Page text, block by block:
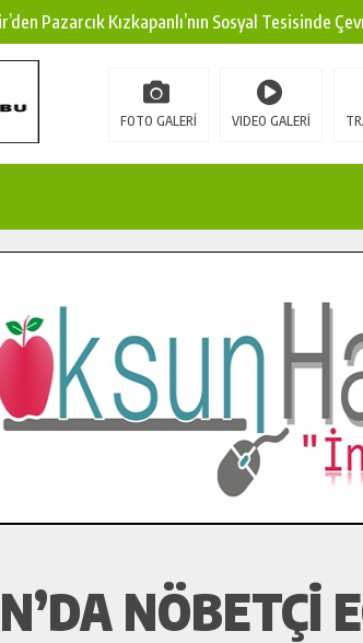
Pazarcık Kızkapanlı’nın Sosyal Tesisinde
Pazarcık Kırsalına Modern Ulaşım Yatırımı.
Uluslararası Başarı: Edinilen Bilgi Türk
Komutanı Karakaya’dan Başkan Cüce’ye Veda
Köprüsünde Sona Doğru.
FOTO GALERİ VIDEO GALERİ
NÖBETÇI